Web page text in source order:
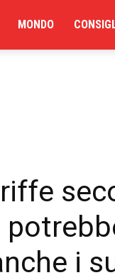
MONDO
i